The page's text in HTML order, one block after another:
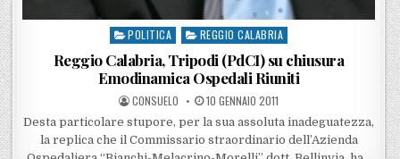
Posted in
POLITICA REGGIO CALABRIA
Reggio Calabria, Tripodi (PdCI) su chiusura
Emodinamica Ospedali Riuniti
POSTED BY
CONSUELO POSTED ON
10 GENNAIO 2011
Desta particolare stupore, per la sua assoluta inadeguatezza,
la replica che il Commissario straordinario dell’Azienda